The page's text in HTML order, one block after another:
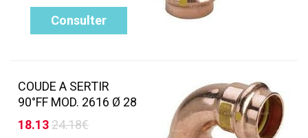
Consulter
COUDE A SERTIR
90°FF MOD. 2616 Ø 28
18.1324.18€